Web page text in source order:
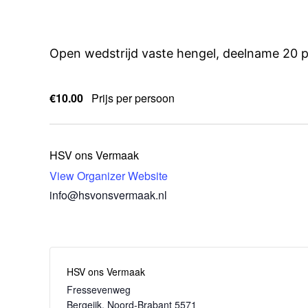
Open wedstrijd vaste hengel, deelname 20
€10.00 Prijs per persoon
HSV ons Vermaak
View Organizer Website
info@hsvonsvermaak.nl
HSV ons Vermaak
Fressevenweg
Bergeijk, Noord-Brabant 5571